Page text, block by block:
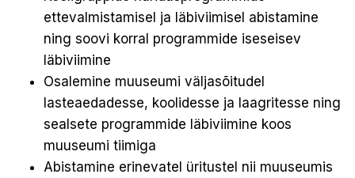
ettevalmistamisel ja läbiviimisel abistamine
ning soovi korral programmide iseseisev
läbiviimine
Osalemine muuseumi väljasõitudel
lasteaedadesse, koolidesse ja laagritesse ning
sealsete programmide läbiviimine koos
muuseumi tiimiga
Abistamine erinevatel üritustel nii muuseumis